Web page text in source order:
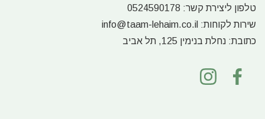
טלפון ליצירת קשר: 0524590178
שירות לקוחות: info@taam-lehaim.co.il
כתובת: נחלת בנימין 125, תל אביב